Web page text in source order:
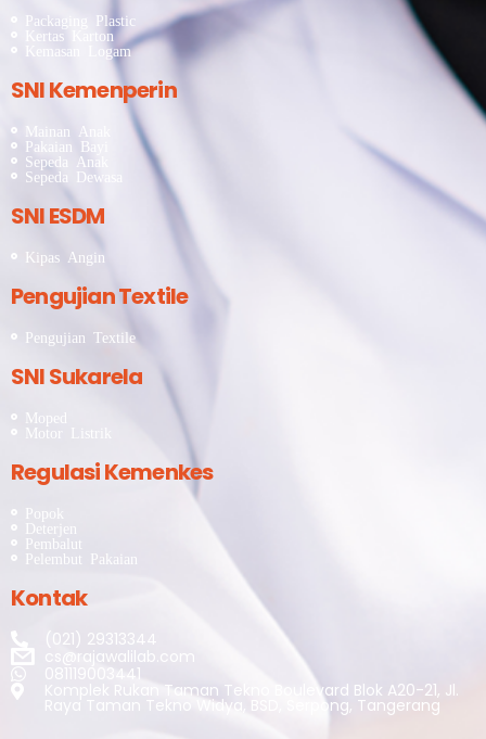
Packaging Plastic
Kertas Karton
Kemasan Logam
SNI Kemenperin
Mainan Anak
Pakaian Bayi
Sepeda Anak
Sepeda Dewasa
SNI ESDM
Kipas Angin
Pengujian Textile
Pengujian Textile
SNI Sukarela
Moped
Motor Listrik
Regulasi Kemenkes
Popok
Deterjen
Pembalut
Pelembut Pakaian
Kontak
(021) 29313344
cs@rajawalilab.com
081119003441
Komplek Rukan Taman Tekno Boulevard Blok A20-21, Jl.
Raya Taman Tekno Widya, BSD, Serpong, Tangerang